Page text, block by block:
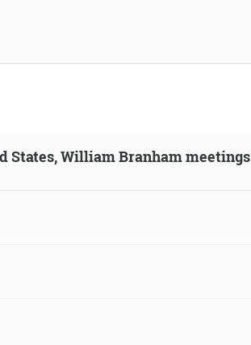
States, William Branham meetings